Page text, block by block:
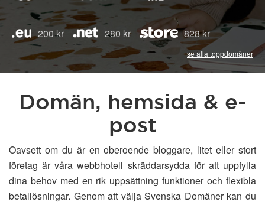
200 kr 280 kr 828 kr
se alla toppdomäner
Domän, hemsida & e-
post
Oavsett om du är en oberoende bloggare, litet eller stort
företag är våra webbhotell skräddarsydda för att uppfylla
dina behov med en rik uppsättning funktioner och flexibla
betallösningar. Genom att välja Svenska Domäner kan du